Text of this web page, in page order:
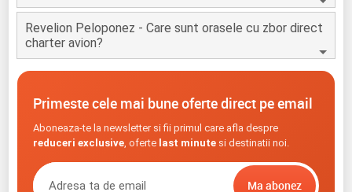
Revelion Peloponez - Care sunt orasele cu zbor direct
charter avion?
Primeste cele mai bune oferte direct pe email
Aboneaza-te la newsletter si fii primul care afla despre
reduceri exclusive, oferte last minutesi destinatii noi.